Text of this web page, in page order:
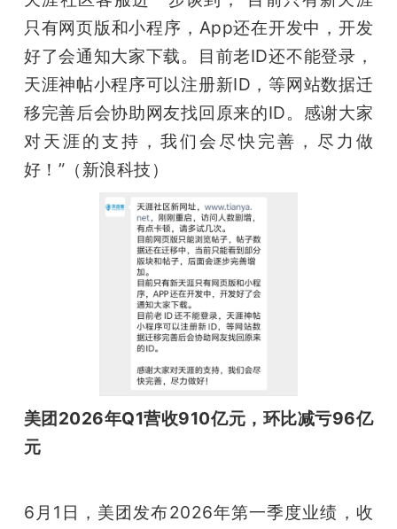
只有网页版和小程序，App还在开发中，开发
好了会通知大家下载。目前老ID还不能登录，
天涯神帖小程序可以注册新ID，等网站数据迁
移完善后会协助网友找回原来的ID。感谢大家
对天涯的支持，我们会尽快完善，尽力做
好！”（新浪科技）
美团2026年Q1营收910亿元，环比减亏96亿
元
6月1日，美团发布2026年第一季度业绩，收